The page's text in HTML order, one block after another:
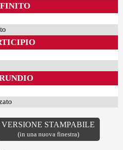
VERSIONE STAMPABILE
(in una nuova finestra)